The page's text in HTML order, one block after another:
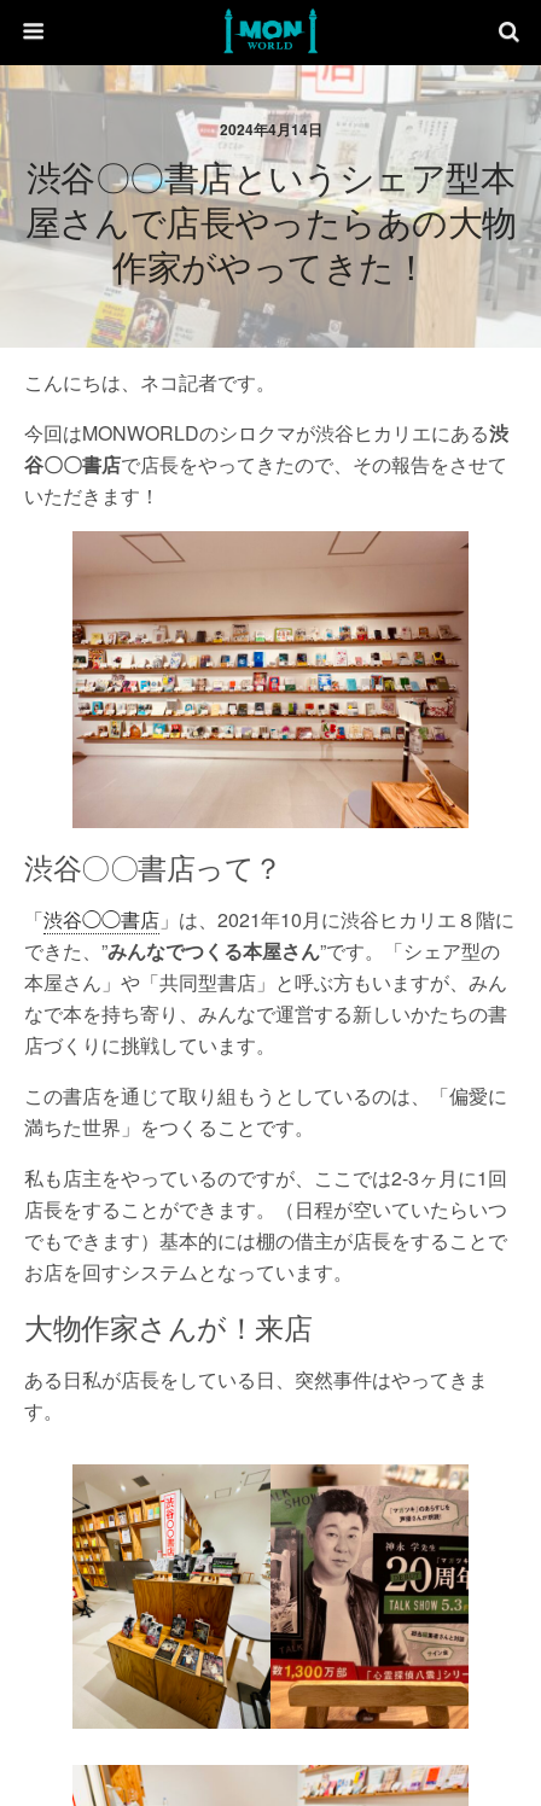
2024年4月14日
渋谷〇〇書店というシェア型本
屋さんで店長やったらあの大物
作家がやってきた！
こんにちは、ネコ記者です。
今回はMONWORLDのシロクマが渋谷ヒカリエにある渋
谷〇〇書店で店長をやってきたので、その報告をさせて
いただきます！
渋谷〇〇書店って？
「渋谷◯◯書店 」は、2021年10月に渋谷ヒカリエ８階に
できた、”みんなでつくる本屋さん”です。「シェア型の
本屋さん」や「共同型書店」と呼ぶ方もいますが、みん
なで本を持ち寄り、みんなで運営する新しいかたちの書
店づくりに挑戦しています。
この書店を通じて取り組もうとしているのは、「偏愛に
満ちた世界」をつくることです。
私も店主をやっているのですが、ここでは2-3ヶ月に1回
店長をすることができます。（日程が空いていたらいつ
でもできます）基本的には棚の借主が店長をすることで
お店を回すシステムとなっています。
大物作家さんが！来店
ある日私が店長をしている日、突然事件はやってきま
す。